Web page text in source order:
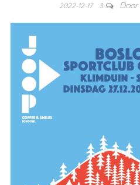
2022-12-17 3 Door